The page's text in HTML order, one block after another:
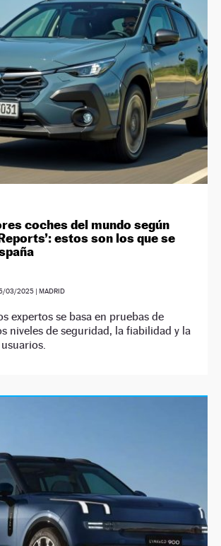
coches del mundo según
estos son los que se
03/2025 | MADRID
expertos se basa en pruebas de
niveles de seguridad, la fiabilidad y la